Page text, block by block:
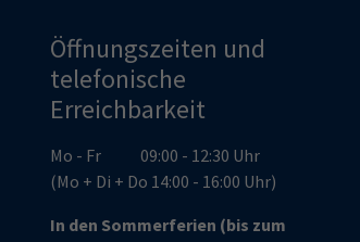
Öffnungszeiten und
telefonische
Erreichbarkeit
Mo - Fr 09:00 - 12:30 Uhr
(Mo + Di + Do 14:00 - 16:00 Uhr)
In den Sommerferien (bis zum